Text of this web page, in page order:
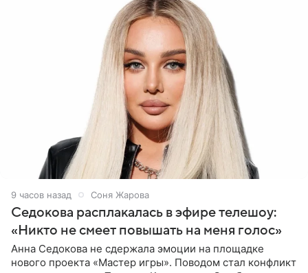
9 часов назад Соня Жарова
Седокова расплакалась в эфире телешоу:
«Никто не смеет повышать на меня голос»
Анна Седокова не сдержала эмоции на площадке
нового проекта «Мастер игры». Поводом стал конфликт